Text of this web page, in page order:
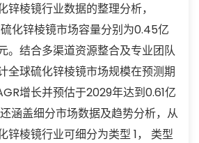
锌棱镜行业数据的整理分析，
化锌棱镜市场容量分别为0.45亿
。结合多渠道资源整合及专业团队
全球硫化锌棱镜市场规模在预测期
增长并预估于2029年达到0.61亿
涵盖细分市场数据及趋势分析，从
锌棱镜行业可细分为类型 1， 类型